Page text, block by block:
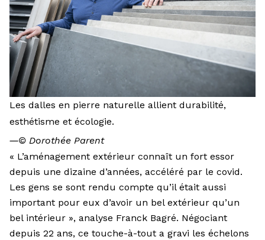
Les dalles en pierre naturelle allient durabilité,
esthétisme et écologie.
―© Dorothée Parent
« L’aménagement extérieur connaît un fort essor
depuis une dizaine d’années, accéléré par le covid.
Les gens se sont rendu compte qu’il était aussi
important pour eux d’avoir un bel extérieur qu’un
bel intérieur », analyse Franck Bagré. Négociant
depuis 22 ans, ce touche-à-tout a gravi les échelons